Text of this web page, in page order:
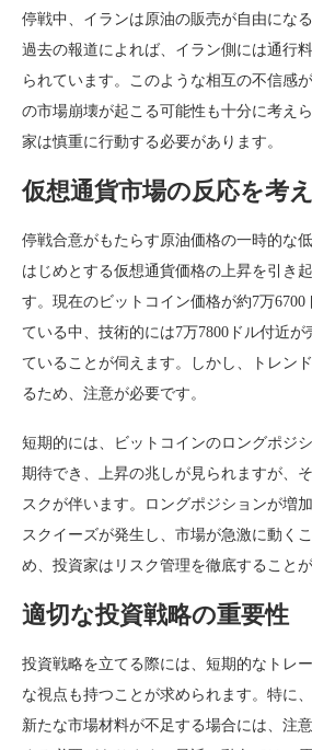
停戦中、イランは原油の販売が自由にな
過去の報道によれば、イラン側には通行
られています。このような相互の不信感
の市場崩壊が起こる可能性も十分に考え
家は慎重に行動する必要があります。
仮想通貨市場の反応を考
停戦合意がもたらす原油価格の一時的な
はじめとする仮想通貨価格の上昇を引き
す。現在のビットコイン価格が約7万
ている中、技術的には7万7800ドル付近
ていることが伺えます。しかし、トレン
るため、注意が必要です。
短期的には、ビットコインのロングポジ
期待でき、上昇の兆しが見られますが、
スクが伴います。ロングポジションが増
スクイーズが発生し、市場が急激に動く
め、投資家はリスク管理を徹底することが
適切な投資戦略の重要性
投資戦略を立てる際には、短期的なトレ
な視点も持つことが求められます。特に
新たな市場材料が不足する場合には、注